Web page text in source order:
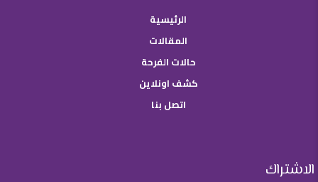
الرئيسية
المقالات
حالات الفرحة
كشف اونلاين
اتصل بنا
الاشتراك